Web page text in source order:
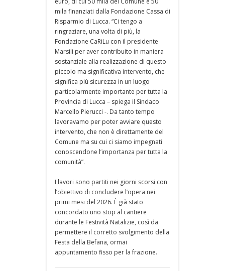
mila finanziati dalla Fondazione Cassa di
Risparmio di Lucca. “Ci tengo a
ringraziare, una volta di più, la
Fondazione CaRiLu con il presidente
Marsili per aver contribuito in maniera
sostanziale alla realizzazione di questo
piccolo ma significativa intervento, che
significa più sicurezza in un luogo
particolarmente importante per tutta la
Provincia di Lucca – spiega il Sindaco
Marcello Pierucci -. Da tanto tempo
lavoravamo per poter avviare questo
intervento, che non è direttamente del
Comune ma su cui ci siamo impegnati
conoscendone l’importanza per tutta la
comunità”.
I lavori sono partiti nei giorni scorsi con
l’obiettivo di concludere l’opera nei
primi mesi del 2026. È già stato
concordato uno stop al cantiere
durante le Festività Natalizie, così da
permettere il corretto svolgimento della
Festa della Befana, ormai
appuntamento fisso per la frazione.